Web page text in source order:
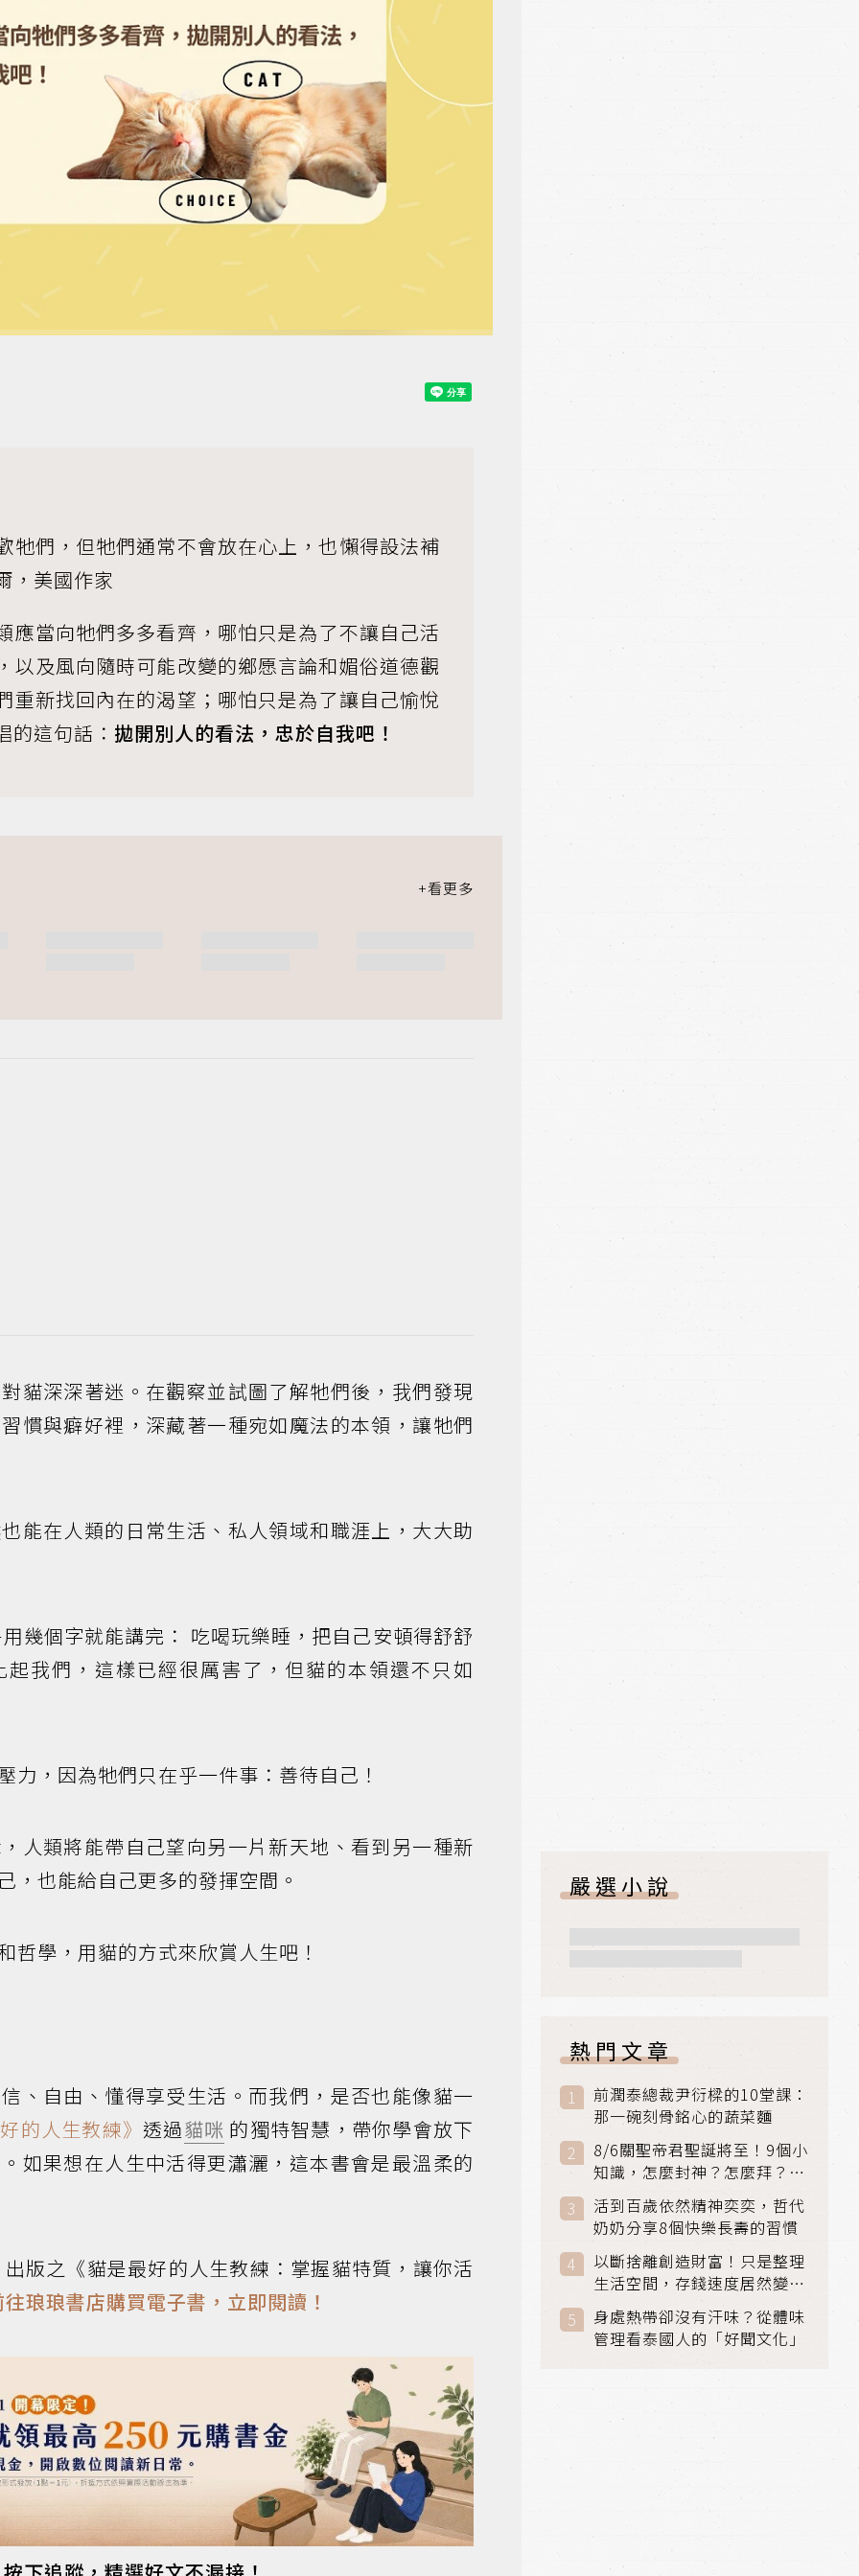
牠們，但牠們通常不會放在心上，也懶得設法補
美國作家
應當向牠們多多看齊，哪怕只是為了不讓自己活
以及風向隨時可能改變的鄉愿言論和媚俗道德觀
重新找回內在的渴望；哪怕只是為了讓自己愉悅
的這句話： 拋開別人的看法，忠於自我吧！
貓深深著迷。在觀察並試圖了解牠們後，我們發現
慣與癖好裡，深藏著一種宛如魔法的本領，讓牠們
能在人類的日常生活、私人領域和職涯上，大大助
幾個字就能講完： 吃喝玩樂睡，把自己安頓得舒舒
我們，這樣已經很厲害了，但貓的本領還不只如
力，因為牠們只在乎一件事：善待自己！
人類將能帶自己望向另一片新天地、看到另一種新
，也能給自己更多的發揮空間。
哲學，用貓的方式來欣賞人生吧！
、自由、懂得享受生活。而我們，是否也能像貓一
的人生教練》 透過貓咪 的獨特智慧，帶你學會放下
如果想在人生中活得更瀟灑，這本書會是最溫柔的
出版之《貓是最好的人生教練：掌握貓特質，讓你活
往琅琅書店購買電子書，立即閱讀！
嚴選小說
熱門文章
前潤泰總裁尹衍樑的10堂課：
那一碗刻骨銘心的蔬菜麵
8/6關聖帝君聖誕將至！9個小
知識，怎麼封神？怎麼拜？該
拜哪個關帝？
活到百歲依然精神奕奕，哲代
奶奶分享8個快樂長壽的習慣
以斷捨離創造財富！只是整理
生活空間，存錢速度居然變快
了
身處熱帶卻沒有汗味？從體味
管理看泰國人的「好聞文化」